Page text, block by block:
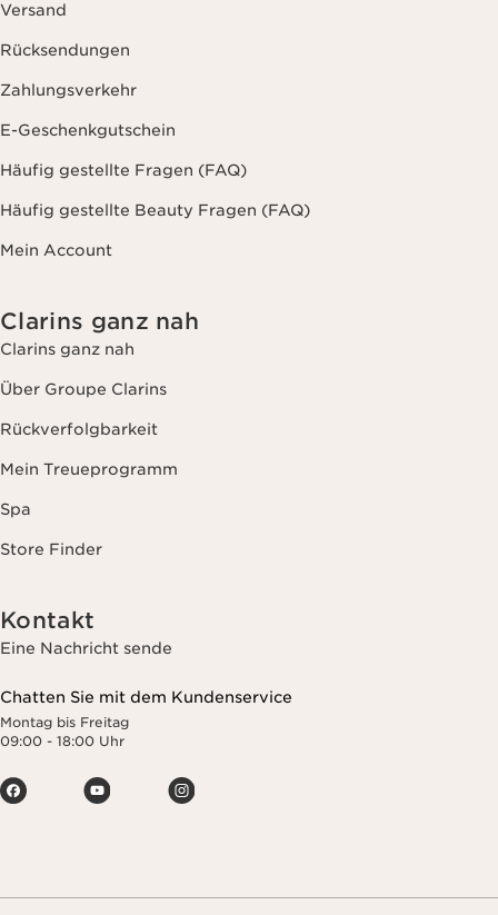
Versand
Rücksendungen
Zahlungsverkehr
E-Geschenkgutschein
Häufig gestellte Fragen (FAQ)
Häufig gestellte Beauty Fragen (FAQ)
Mein Account
Clarins ganz nah
Clarins ganz nah
Über Groupe Clarins
Rückverfolgbarkeit
Mein Treueprogramm
Spa
Store Finder
Kontakt
Eine Nachricht sende
Chatten Sie mit dem Kundenservice
Montag bis Freitag
09:00 - 18:00 Uhr